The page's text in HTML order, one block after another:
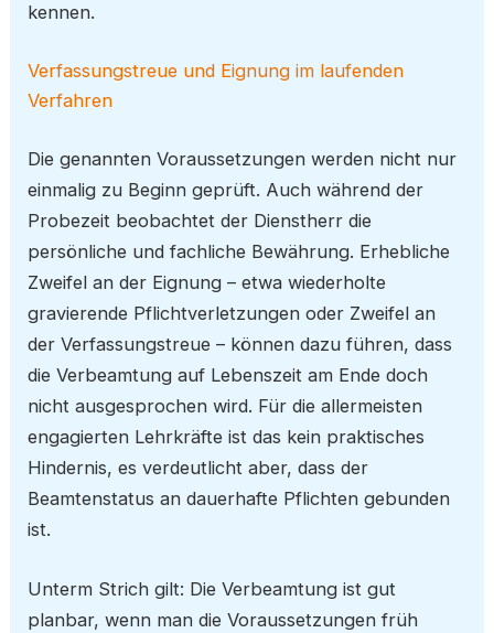
kennen.
Verfassungstreue und Eignung im laufenden
Verfahren
Die genannten Voraussetzungen werden nicht nur
einmalig zu Beginn geprüft. Auch während der
Probezeit beobachtet der Dienstherr die
persönliche und fachliche Bewährung. Erhebliche
Zweifel an der Eignung – etwa wiederholte
gravierende Pflichtverletzungen oder Zweifel an
der Verfassungstreue – können dazu führen, dass
die Verbeamtung auf Lebenszeit am Ende doch
nicht ausgesprochen wird. Für die allermeisten
engagierten Lehrkräfte ist das kein praktisches
Hindernis, es verdeutlicht aber, dass der
Beamtenstatus an dauerhafte Pflichten gebunden
ist.
Unterm Strich gilt: Die Verbeamtung ist gut
planbar, wenn man die Voraussetzungen früh